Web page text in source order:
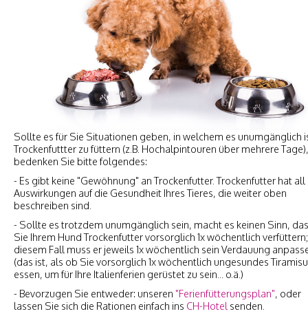
Sollte es für Sie Situationen geben, in welchem es unumgänglich
Trockenfuttter zu füttern (z.B. Hochalpintouren über mehrere Tage),
bedenken Sie bitte folgendes:
- Es gibt keine "Gewöhnung" an Trockenfutter. Trockenfutter hat all
Auswirkungen auf die Gesundheit Ihres Tieres, die weiter oben
beschreiben sind.
- Sollte es trotzdem unumgänglich sein, macht es keinen Sinn,
Sie Ihrem Hund Trockenfutter vorsorglich 1x wöchentlich
diesem Fall muss er jeweils 1x wöchentlich sein Verdauung
(das ist, als ob Sie vorsorglich 1x wöchentlich ungesundes Tiramisu
essen, um für Ihre Italienferien gerüstet zu sein... o.ä.)
- Bevorzugen Sie entweder: unseren "Ferienfütterungsplan", oder
lassen Sie sich die Rationen einfach ins CH-Hotel senden.